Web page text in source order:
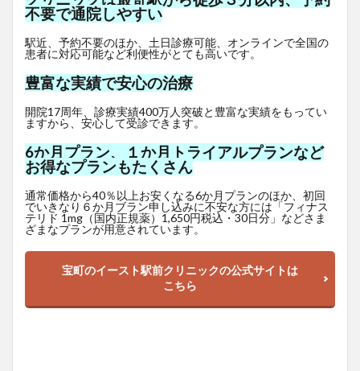
不要で通院しやすい
駅近、予約不要のほか、土日診療可能、オンラインで全国の
患者に対応可能など利便性がとても高いです。
豊富な実績で安心の治療
開院17周年、診療実績400万人突破と豊富な実績をもってい
ますから、安心して受診できます。
6か月プラン、１か月トライアルプランなど
お得なプランもたくさん
通常価格から40％以上お安くなる6か月プランのほか、初回
でいきなり６か月ブラン申し込みに不安な方には「フィナス
テリド 1mg（国内正規薬）1,650円税込・30日分」などさま
ざまなプランが用意されています。
宝町のイースト駅前クリニックの公式サイトは
こちら